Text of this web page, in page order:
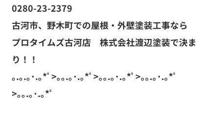
0280-23-2379
古河市、野木町での屋根・外壁塗装工事なら
プロタイムズ古河店 株式会社渡辺塗装で決ま
り！！
｡.｡.｡･.｡*ﾟ>｡｡.｡･.｡*ﾟ>｡｡.｡･.｡*ﾟ>｡｡.｡･.｡*ﾟ
>｡｡.｡･.｡*ﾟ